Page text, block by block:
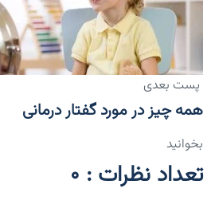
پست بعدی
همه چیز در مورد گفتار درمانی
بخوانید
تعداد نظرات : 0